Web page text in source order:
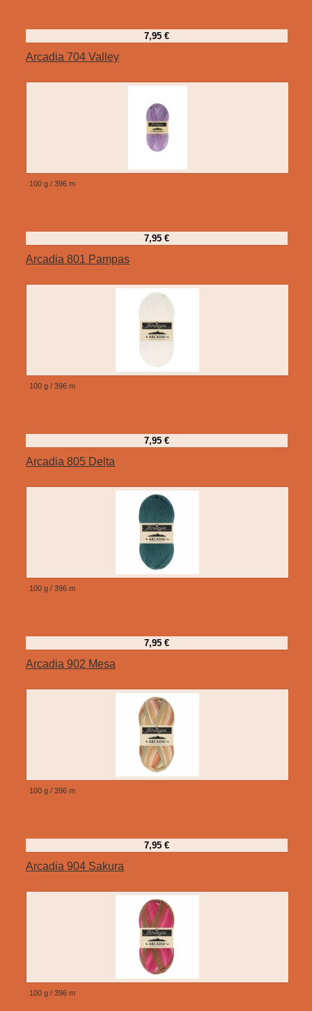
7,95 €
Arcadia 704 Valley
100 g / 396 m
7,95 €
Arcadia 801 Pampas
100 g / 396 m
7,95 €
Arcadia 805 Delta
100 g / 396 m
7,95 €
Arcadia 902 Mesa
100 g / 396 m
7,95 €
Arcadia 904 Sakura
100 g / 396 m